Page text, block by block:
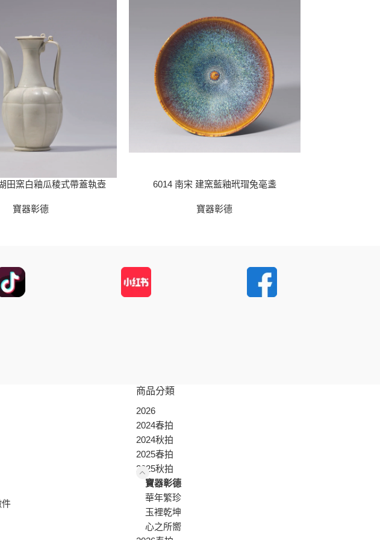
田窯白釉瓜稜式帶蓋執壺
寶器彰德
6014 南宋 建窯藍釉玳瑁兔毫盞
寶器彰德
件
商品分類
2026
2024春拍
2024秋拍
2025春拍
2025秋拍
寶器彰德
華年繁珍
玉裡乾坤
心之所嚮